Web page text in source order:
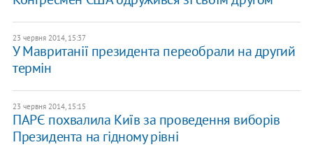
23 червня 2014, 15:37
У Мавританії президента переобрали на другий
термін
23 червня 2014, 15:15
ПАРЄ похвалила Київ за проведення виборів
Президента на гідному рівні